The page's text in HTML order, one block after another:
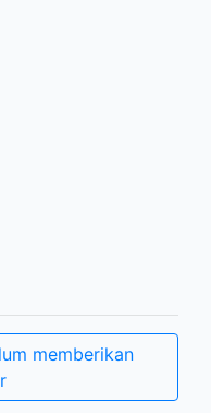
memberikan